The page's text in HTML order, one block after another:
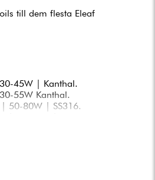
till dem flesta Eleaf
45W | Kanthal.
55W Kanthal.
50-80W | SS316.
30W | SS316.